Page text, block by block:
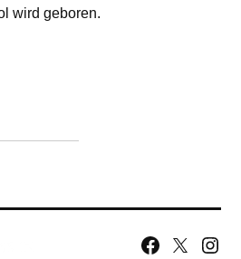
Facebook
X